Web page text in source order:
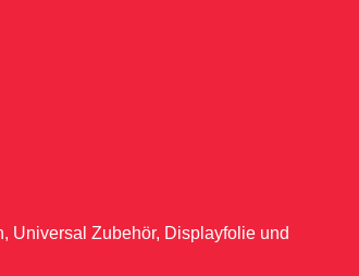
Universal Zubehör, Displayfolie und